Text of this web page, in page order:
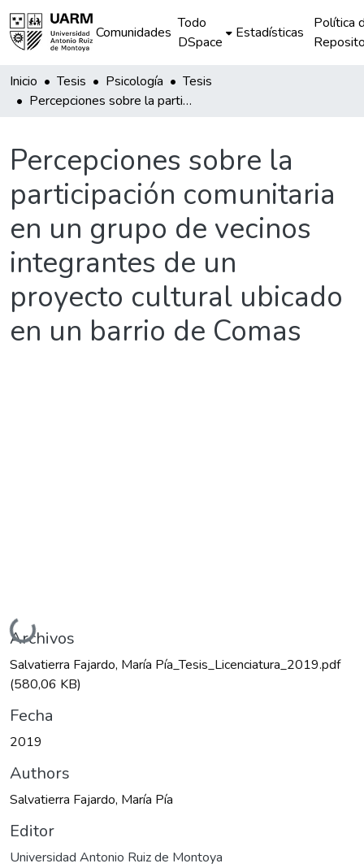
Comunidades
Todo
DSpace
Estadísticas
Política
Inicio Tesis Psicología
Tesis
Percepciones sobre la participación comunitaria en un grupo de vecinos integrantes de un proyecto cultural ubicado en un barrio de Comas
Percepciones sobre la
participación comunitaria
en un grupo de vecinos
integrantes de un
proyecto cultural ubicado
en un barrio de Comas
Cargando...
Archivos
Salvatierra Fajardo, María Pía_Tesis_Licenciatura_2019.pdf
(580,06 KB)
Fecha
2019
Authors
Salvatierra Fajardo, María Pía
Editor
Universidad Antonio Ruiz de Montoya